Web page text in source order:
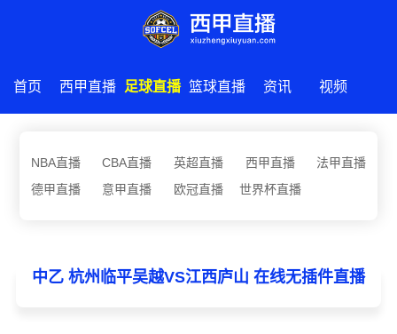
首页 西甲直播 足球直播 篮球直播 资讯 视频
NBA直播 CBA直播 英超直播 西甲直播
法甲直播
德甲直播
意甲直播 欧冠直播 世界杯直播
中乙 杭州临平吴越VS江西庐山 在线无插件直播